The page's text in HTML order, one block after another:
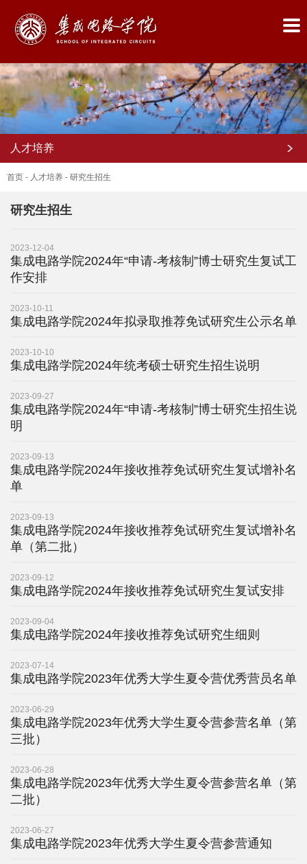
页
学
院
况
系
所
心
资
伍
学
研
党
思
人
人才培养
首页 - 人才培养 - 研究生招生
研究生招生
2023-12-04
集成电路学院2024年“申请-考核制”博士研究生复试工
作安排
2023-10-11
集成电路学院2024年拟录取推荐免试研究生公示名单
2023-10-10
集成电路学院2024年统考硕士研究生招生说明
2023-09-27
集成电路学院2024年“申请-考核制”博士研究生招生说
明
2023-09-13
集成电路学院2024年接收推荐免试研究生复试增补名
单
2023-09-13
集成电路学院2024年接收推荐免试研究生复试增补名
单（第二批）
2023-09-12
集成电路学院2024年接收推荐免试研究生复试安排
2023-09-04
集成电路学院2024年接收推荐免试研究生细则
2023-07-14
集成电路学院2023年优秀大学生夏令营优秀营员名单
2023-06-29
集成电路学院2023年优秀大学生夏令营参营名单（第
三批）
2023-06-28
集成电路学院2023年优秀大学生夏令营参营名单（第
二批）
2023-06-27
集成电路学院2023年优秀大学生夏令营参营通知